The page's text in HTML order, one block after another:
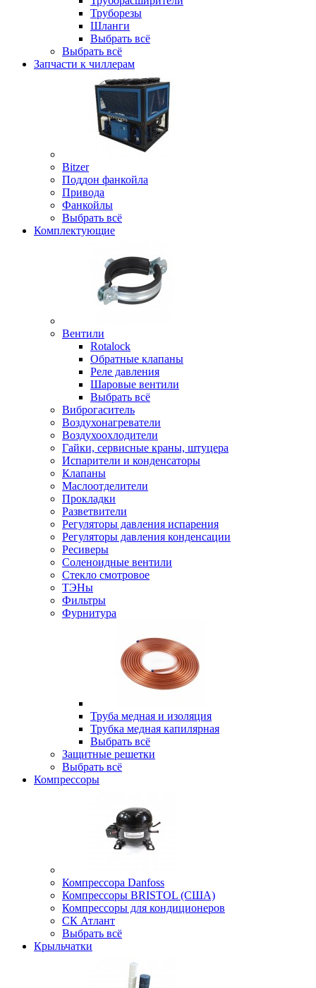
Труборезы
Шланги
Выбрать всё
Выбрать всё
Запчасти к чиллерам
Bitzer
Поддон фанкойла
Привода
Фанкойлы
Выбрать всё
Комплектующие
Вентили
Rotalock
Обратные клапаны
Реле давления
Шаровые вентили
Выбрать всё
Виброгаситель
Воздухонагреватели
Воздухоохлодители
Гайки, сервисные краны, штуцера
Испарители и конденсаторы
Клапаны
Маслоотделители
Прокладки
Разветвители
Регуляторы давления испарения
Регуляторы давления конденсации
Ресиверы
Соленоидные вентили
Стекло смотровое
ТЭНы
Фильтры
Фурнитура
Труба медная и изоляция
Трубка медная капилярная
Выбрать всё
Защитные решетки
Выбрать всё
Компрессоры
Компрессора Danfoss
Компрессоры BRISTOL (США)
Компрессоры для кондиционеров
СК Атлант
Выбрать всё
Крыльчатки